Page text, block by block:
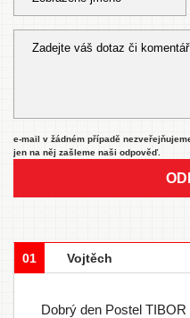
e-mail v žádném případě
jen na něj zašleme naši odpověď.
01 Vojtěch
Dobrý den Postel